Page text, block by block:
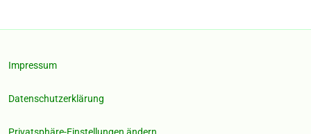
Impressum
Datenschutzerklärung
Privatsphäre-Einstellungen ändern